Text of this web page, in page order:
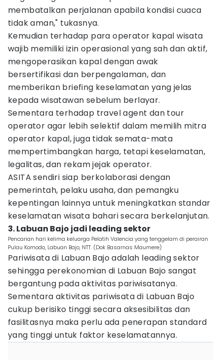
membatalkan perjalanan apabila kondisi cuaca
tidak aman," tukasnya.
Kemudian terhadap para operator kapal wisata
wajib memiliki izin operasional yang sah dan aktif,
mengoperasikan kapal dengan awak
bersertifikasi dan berpengalaman, dan
memberikan briefing keselamatan yang jelas
kepada wisatawan sebelum berlayar.
Sementara terhadap travel agent dan tour
operator agar lebih selektif dalam memilih mitra
operator kapal, juga tidak semata-mata
mempertimbangkan harga, tetapi keselamatan,
legalitas, dan rekam jejak operator.
ASITA sendiri siap berkolaborasi dengan
pemerintah, pelaku usaha, dan pemangku
kepentingan lainnya untuk meningkatkan standar
keselamatan wisata bahari secara berkelanjutan.
3. Labuan Bajo jadi leading sektor
Pencarian hari kelima keluarga Pelatih Valencia yang tenggelam di perairan
Pulau Komodo, Labuan Bajo, NTT. (Dok Basarnas Maumere)
Pariwisata di Labuan Bajo adalah leading sektor
sehingga perekonomian di Labuan Bajo sangat
bergantung pada aktivitas pariwisatanya.
Sementara aktivitas pariwisata di Labuan Bajo
cukup berisiko tinggi secara aksesibilitas dan
fasilitasnya maka perlu ada penerapan standard
yang tinggi untuk faktor keselamatannya.